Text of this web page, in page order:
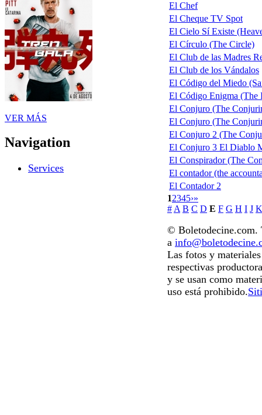
VER MÁS
Navigation
Services
El Chef
El Cheque TV Spot
El Cielo Sí Existe
El Círculo (The Circle)
El Club de las Madres
El Club de los Vándalos
El Código del Miedo
El Código Enigma (The
El Conjuro (The
El Conjuro (The
El Conjuro 2 (The
El Conjuro 3 El Diablo
El Conspirador (The
El contador (the
El Contador 2
12345›»
# A B C D E F G H I J K
© Boletodecine.com.
a
Las fotos y
respectivas
y se usan como
uso está prohibido.